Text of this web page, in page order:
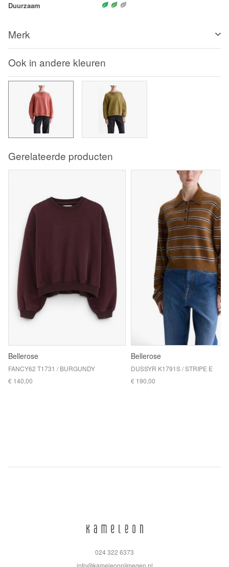
Duurzaam
Merk
Ook in andere kleuren
Gerelateerde producten
Bellerose
FANCY62 T1731 / BURGUNDY
€ 140,00
Bellerose
DUSSYR K1791S / STRIPE E
€ 190,00
024 322 6373
info@kameleonnijmegen.nl